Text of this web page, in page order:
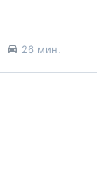
26 мин.